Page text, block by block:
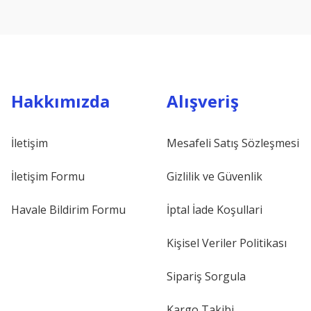
Hakkımızda
İletişim
İletişim Formu
Havale Bildirim Formu
Alışveriş
Mesafeli Satış Sözleşmesi
Gizlilik ve Güvenlik
İptal İade Koşullari
Kişisel Veriler Politikası
Sipariş Sorgula